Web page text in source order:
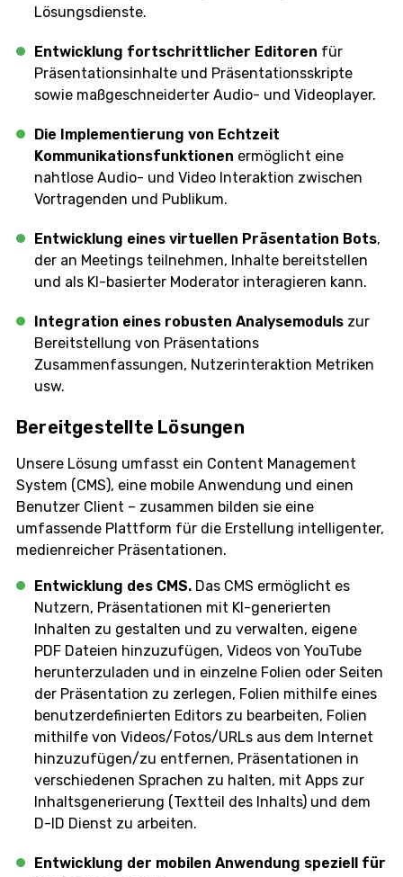
Lösungsdienste.
Entwicklung fortschrittlicher Editoren für
Präsentationsinhalte und Präsentationsskripte
sowie maßgeschneiderter Audio- und Videoplayer.
Die Implementierung von Echtzeit
Kommunikationsfunktionen ermöglicht eine
nahtlose Audio- und Video Interaktion zwischen
Vortragenden und Publikum.
Entwicklung eines virtuellen Präsentation Bots,
der an Meetings teilnehmen, Inhalte bereitstellen
und als KI-basierter Moderator interagieren kann.
Integration eines robusten Analysemoduls zur
Bereitstellung von Präsentations
Zusammenfassungen, Nutzerinteraktion Metriken
usw.
Bereitgestellte Lösungen
Unsere Lösung umfasst ein Content Management
System (CMS), eine mobile Anwendung und einen
Benutzer Client – ​​zusammen bilden sie eine
umfassende Plattform für die Erstellung intelligenter,
medienreicher Präsentationen.
Entwicklung des CMS. Das CMS ermöglicht es
Nutzern, Präsentationen mit KI-generierten
Inhalten zu gestalten und zu verwalten, eigene
PDF Dateien hinzuzufügen, Videos von YouTube
herunterzuladen und in einzelne Folien oder Seiten
der Präsentation zu zerlegen, Folien mithilfe eines
benutzerdefinierten Editors zu bearbeiten, Folien
mithilfe von Videos/Fotos/URLs aus dem Internet
hinzuzufügen/zu entfernen, Präsentationen in
verschiedenen Sprachen zu halten, mit Apps zur
Inhaltsgenerierung (Textteil des Inhalts) und dem
D-ID Dienst zu arbeiten.
Entwicklung der mobilen Anwendung speziell für